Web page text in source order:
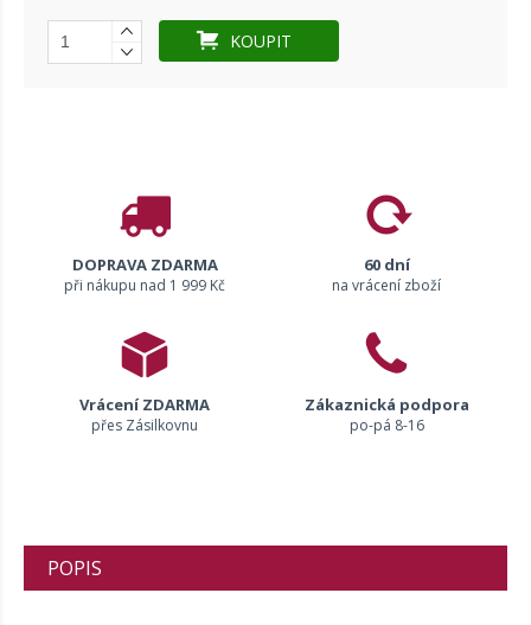
KOUPIT
DOPRAVA ZDARMA
při nákupu nad 1 999 Kč
60 dní
na vrácení zboží
Vrácení ZDARMA
přes Zásilkovnu
Zákaznická podpora
po-pá 8-16
POPIS